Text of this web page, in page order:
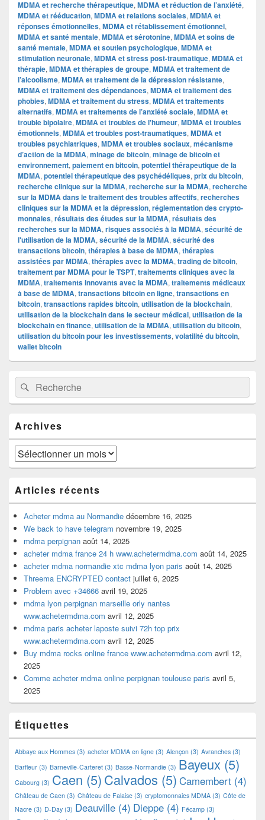
MDMA et recherche thérapeutique, MDMA et réduction de l’anxiété,
MDMA et rééducation, MDMA et relations sociales, MDMA et
réponses émotionnelles, MDMA et rétablissement émotionnel,
MDMA et santé mentale, MDMA et sérotonine, MDMA et soins de
santé mentale, MDMA et soutien psychologique, MDMA et
stimulation neuronale, MDMA et stress post-traumatique, MDMA et
thérapie, MDMA et thérapies de groupe, MDMA et traitement de
l’alcoolisme, MDMA et traitement de la dépression résistante,
MDMA et traitement des dépendances, MDMA et traitement des
phobies, MDMA et traitement du stress, MDMA et traitements
alternatifs, MDMA et traitements de l’anxiété sociale, MDMA et
trouble bipolaire, MDMA et troubles de l'humeur, MDMA et troubles
émotionnels, MDMA et troubles post-traumatiques, MDMA et
troubles psychiatriques, MDMA et troubles sociaux, mécanisme
d’action de la MDMA, minage de bitcoin, minage de bitcoin et
environnement, paiement en bitcoin, potentiel thérapeutique de la
MDMA, potentiel thérapeutique des psychédéliques, prix du bitcoin,
recherche clinique sur la MDMA, recherche sur la MDMA, recherche
sur la MDMA dans le traitement des troubles affectifs, recherches
cliniques sur la MDMA et la dépression, réglementation des crypto-
monnaies, résultats des études sur la MDMA, résultats des
recherches sur la MDMA, risques associés à la MDMA, sécurité de
l'utilisation de la MDMA, sécurité de la MDMA, sécurité des
transactions bitcoin, thérapies à base de MDMA, thérapies
assistées par MDMA, thérapies avec la MDMA, trading de bitcoin,
traitement par MDMA pour le TSPT, traitements cliniques avec la
MDMA, traitements innovants avec la MDMA, traitements médicaux
à base de MDMA, transactions bitcoin en ligne, transactions en
bitcoin, transactions rapides bitcoin, utilisation de la blockchain,
utilisation de la blockchain dans le secteur médical, utilisation de la
blockchain en finance, utilisation de la MDMA, utilisation du bitcoin,
utilisation du bitcoin pour les investissements, volatilité du bitcoin,
wallet bitcoin
Zone
principale
de
widget
barre
latérale
Recherche :Rechercher
Archives
Archives
Articles récents
Acheter mdma au Normandie décembre 16, 2025
We back to have telegram novembre 19, 2025
mdma perpignan août 14, 2025
acheter mdma france 24 h www.achetermdma.com août 14, 2025
acheter mdma normandie xtc mdma lyon paris août 14, 2025
Threema ENCRYPTED contact juillet 6, 2025
Problem avec +34666 avril 19, 2025
mdma lyon perpignan marseille orly nantes
www.achetermdma.com avril 12, 2025
mdma paris acheter laposte suivi 72h top prix
www.achetermdma.com avril 12, 2025
Buy mdma rocks online france www.achetermdma.com avril 12,
2025
Comme acheter mdma online perpignan toulouse paris avril 5,
2025
Étiquettes
Abbaye aux Hommes (3) acheter MDMA en ligne (3) Alençon (3) Avranches (3)
Barfleur (3) Barneville-Carteret (3) Basse-Normandie (3) Bayeux (5)
Cabourg (3) Caen (5)Calvados (5) Camembert (4)
Château de Caen (3) Château de Falaise (3) cryptomonnaies MDMA (3) Côte de
Nacre (3) D-Day (3) Deauville (4) Dieppe (4) Fécamp (3)